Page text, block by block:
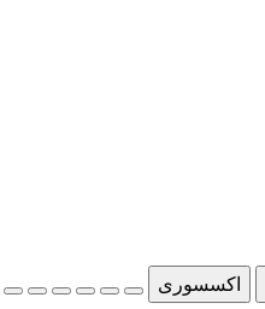
اکسسوری